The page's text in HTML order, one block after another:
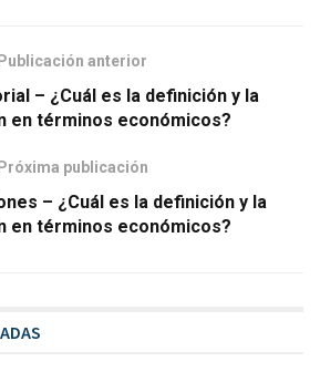
Publicación anterior
– ¿Cuál es la definición y la
en términos económicos?
Próxima publicación
– ¿Cuál es la definición y la
en términos económicos?